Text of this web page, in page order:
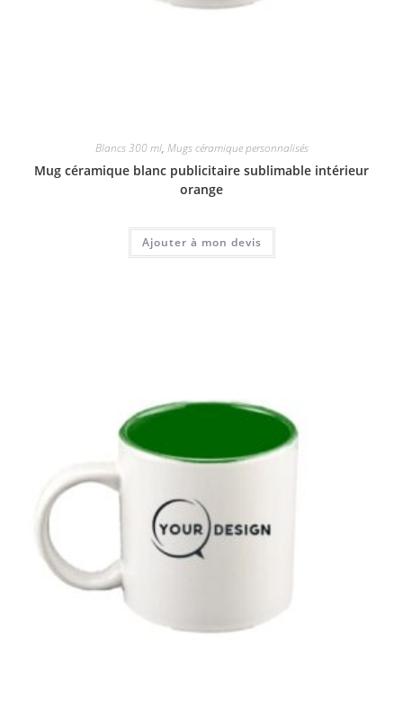
Blancs 300 ml, Mugs céramique personnalisés
Mug céramique blanc publicitaire sublimable intérieur
orange
Ajouter à mon devis